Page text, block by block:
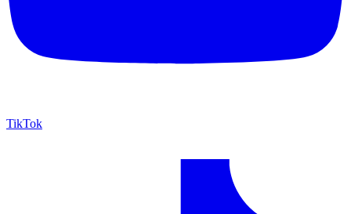
TikTok